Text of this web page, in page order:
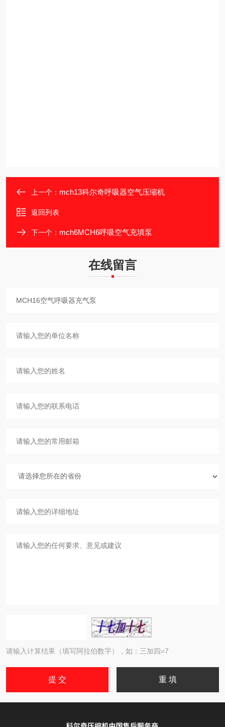
上一个： mch13科尔奇呼吸器空气压缩机
返回列表
下一个： mch6MCH6呼吸空气充填泵
在线留言
请输入计算结果（填写阿拉伯数字），如：三加四=7